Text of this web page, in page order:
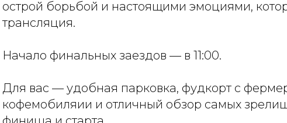
острой борьбой и настоящими эмоциями,
трансляция.
Начало финальных заездов — в 11:00.
Для вас — удобная парковка, фудкорт с
кофемобиляии и отличный обзор самых